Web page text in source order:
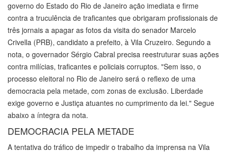
governo do Estado do Rio de Janeiro ação imediata e firme
contra a truculência de traficantes que obrigaram profissionais de
três jornais a apagar as fotos da visita do senador Marcelo
Crivella (PRB), candidato a prefeito, à Vila Cruzeiro. Segundo a
nota, o governador Sérgio Cabral precisa reestruturar suas ações
contra milícias, traficantes e policiais corruptos. "Sem isso, o
processo eleitoral no Rio de Janeiro será o reflexo de uma
democracia pela metade, com zonas de exclusão. Liberdade
exige governo e Justiça atuantes no cumprimento da lei." Segue
abaixo a íntegra da nota.
DEMOCRACIA PELA METADE
A tentativa do tráfico de impedir o trabalho da imprensa na Vila